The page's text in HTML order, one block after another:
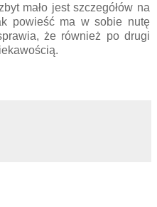
mało jest szczegółów na
powieść ma w sobie nutę
że również po drugi